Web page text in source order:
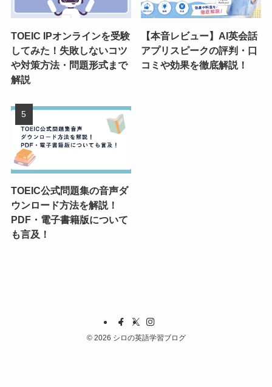
TOEIC IPオンラインを受験
してみた！失敗しないコツ
や対策方法・問題形式まで
解説
【本音レビュー】AI英会話
アプリスピークの評判・口
コミや効果を徹底解説！
TOEIC公式問題集の音声ダ
ウンロード方法を解説！
PDF・電子書籍版について
も言及！
©2026 シロの英語学習ブログ